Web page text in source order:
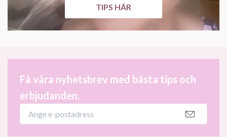
TIPS HÄR
Få våra nyhetsbrev med bästa tips och
erbjudanden.